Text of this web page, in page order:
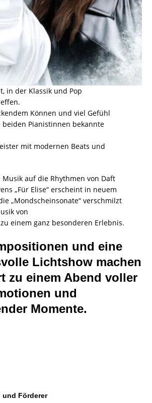
in der Klassik und Pop
Können und viel Gefühl
Pianistinnen bekannte
mit modernen Beats und
Musik auf die Rhythmen von Daft
„Für Elise“ erscheint in neuem
„Mondscheinsonate“ verschmilzt
von
einem ganz besonderen Erlebnis.
und eine
Lichtshow machen
zu einem Abend voller
und
Momente.
und Förderer